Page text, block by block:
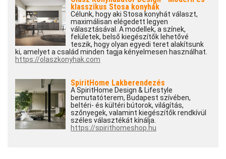
klasszikus Stosa konyhák
Célunk, hogy aki Stosa konyhát választ,
maximálisan elégedett legyen
választásával. A modellek, a színek,
felületek, belső kiegészítők lehetővé
teszik, hogy olyan egyedi teret alakítsunk
ki, amelyet a család minden tagja kényelmesen használhat.
https://olaszkonyhak.com
SpiritHome Lakberendezés
A SpiritHome Design & Lifestyle
bemutatóterem, Budapest szívében,
beltéri- és kültéri bútorok, világítás,
szőnyegek, valamint kiegészítők rendkívül
széles választékát kínálja.
https://spirithomeshop.hu